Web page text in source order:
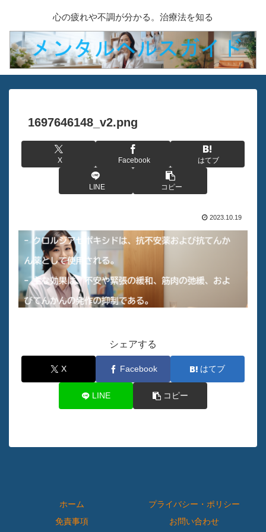
心の疲れや不調が分かる。治療法を知る
1697646148_v2.png
X Facebook はてブ
LINE コピー
2023.10.19
シェアする
X Facebook はてブ
LINE コピー
ホーム
プライバシー・ポリシー
免責事項
お問い合わせ